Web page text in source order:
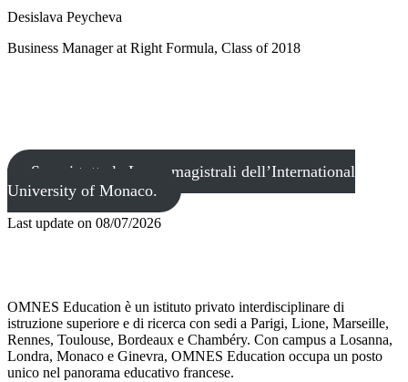
Desislava Peycheva
Business Manager at Right Formula, Class of 2018
Scopri tutte le Laure magistrali dell’International
University of Monaco.
Last update on 08/07/2026
OMNES Education è un istituto privato interdisciplinare di
istruzione superiore e di ricerca con sedi a Parigi, Lione, Marseille,
Rennes, Toulouse, Bordeaux e Chambéry. Con campus a Losanna,
Londra, Monaco e Ginevra, OMNES Education occupa un posto
unico nel panorama educativo francese.